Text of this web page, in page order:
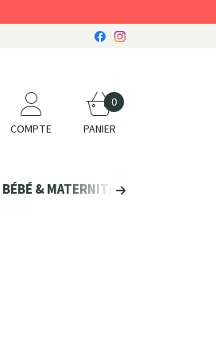
COMPTE PANIER
0
BÉBÉ & MATERNITÉ